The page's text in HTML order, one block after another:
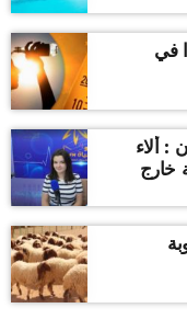
في
: ألاء
خارج